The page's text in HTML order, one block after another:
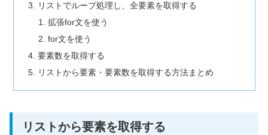
リストでループ処理し、全要素を取得する
拡張for文を使う
for文を使う
要素数を取得する
リストから要素・要素数を取得する方法まとめ
リストから要素を取得する